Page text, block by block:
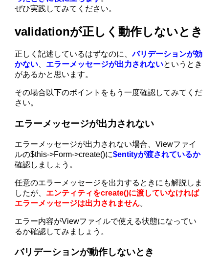
ぜひ実践してみてください。
validationが正しく動作しないとき
正しく記述しているはずなのに、バリデーションが効
かない
エラーメッセージが出力されないというとき
があるかと思います。
その場合以下のポイントをもう一度確認してみてくだ
さい。
エラーメッセージが出力されない
エラーメッセージが出力されない場合、Viewファイ
ルの$this->Form->create()に$entityが渡されているか
確認しましょう。
任意のエラーメッセージを出力するときにも解説しま
したが、 エンティティをcreate()に渡していなければ
エラーメッセージは出力されません。
エラー内容がViewファイルで使える状態になってい
るか確認してみましょう。
バリデーションが動作しないとき